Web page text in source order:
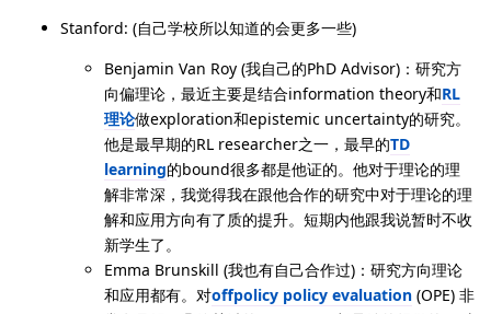
Stanford: (自己学校所以知道的会更多一些)
Benjamin Van Roy (我自己的PhD Advisor)：研究方
向偏理论，最近主要是结合information theory和RL
理论做exploration和epistemic uncertainty的研究。
他是最早期的RL researcher之一，最早的TD
learning的bound很多都是他证的。他对于理论的理
解非常深，我觉得我在跟他合作的研究中对于理论的理
解和应用方向有了质的提升。短期内他跟我说暂时不收
新学生了。
Emma Brunskill (我也有自己合作过)：研究方向理论
和应用都有。对offpolicy policy evaluation (OPE) 非